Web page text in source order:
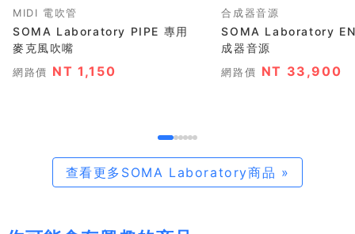
MIDI 電吹管
SOMA Laboratory PIPE 專用
麥克風吹嘴
網路價 NT 1,150
合成器音源
SOMA Laboratory
成器音源
網路價 NT 33,900
查看更多SOMA Laboratory商品 »